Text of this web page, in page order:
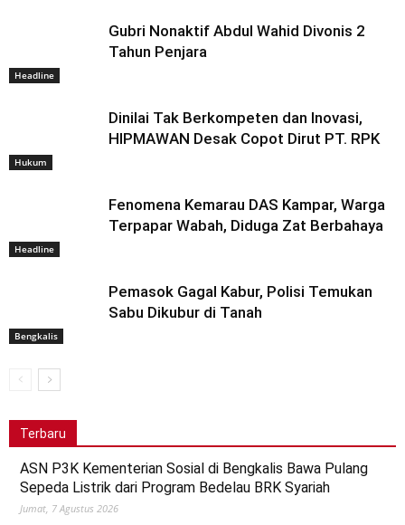
Headline
Gubri Nonaktif Abdul Wahid Divonis 2
Tahun Penjara
Hukum
Dinilai Tak Berkompeten dan Inovasi,
HIPMAWAN Desak Copot Dirut PT. RPK
Headline
Fenomena Kemarau DAS Kampar, Warga
Terpapar Wabah, Diduga Zat Berbahaya
Bengkalis
Pemasok Gagal Kabur, Polisi Temukan
Sabu Dikubur di Tanah
Terbaru
ASN P3K Kementerian Sosial di Bengkalis Bawa Pulang
Sepeda Listrik dari Program Bedelau BRK Syariah
Jumat, 7 Agustus 2026